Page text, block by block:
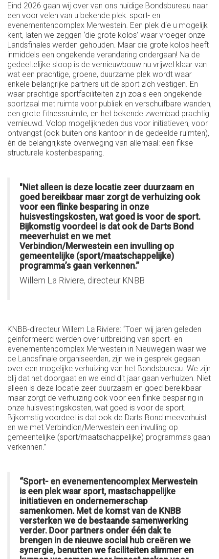
Eind 2026 gaan wij over van ons huidige Bondsbureau naar
een voor velen van u bekende plek: sport- en
evenementencomplex Merwestein. Een plek die u mogelijk
kent, laten we zeggen ‘die grote kolos’ waar vroeger onze
Landsfinales werden gehouden. Maar die grote kolos heeft
inmiddels een ongekende verandering ondergaan! Na de
gedeeltelijke sloop is de vernieuwbouw nu vrijwel klaar van
wat een prachtige, groene, duurzame plek wordt waar
enkele belangrijke partners uit de sport zich vestigen. En
waar prachtige sportfaciliteiten zijn zoals een ongekende
sportzaal met ruimte voor publiek en verschuifbare wanden,
een grote fitnessruimte, en het bekende zwembad prachtig
vernieuwd. Volop mogelijkheden dus voor initiatieven, voor
ontvangst (ook buiten ons kantoor in de gedeelde ruimten),
én de belangrijkste overweging van allemaal: een fikse
structurele kostenbesparing.
"Niet alleen is deze locatie zeer duurzaam en
goed bereikbaar maar zorgt de verhuizing ook
voor een flinke besparing in onze
huisvestingskosten, wat goed is voor de sport.
Bijkomstig voordeel is dat ook de Darts Bond
meeverhuist en we met
Verbindion/Merwestein een invulling op
gemeentelijke (sport/maatschappelijke)
programma’s gaan verkennen.”
Willem La Riviere, directeur KNBB
KNBB-directeur Willem La Riviere: “Toen wij jaren geleden
geïnformeerd werden over uitbreiding van sport- en
evenementencomplex Merwestein in Nieuwegein waar we
de Landsfinale organiseerden, zijn we in gesprek gegaan
over een mogelijke verhuizing van het Bondsbureau. We zijn
blij dat het doorgaat en we eind dit jaar gaan verhuizen. Niet
alleen is deze locatie zeer duurzaam en goed bereikbaar
maar zorgt de verhuizing ook voor een flinke besparing in
onze huisvestingskosten, wat goed is voor de sport.
Bijkomstig voordeel is dat ook de Darts Bond meeverhuist
en we met Verbindion/Merwestein een invulling op
gemeentelijke (sport/maatschappelijke) programma’s gaan
verkennen.”
“Sport- en evenementencomplex Merwestein
is een plek waar sport, maatschappelijke
initiatieven en ondernemerschap
samenkomen. Met de komst van de KNBB
versterken we de bestaande samenwerking
verder. Door partners onder één dak te
brengen in de nieuwe social hub creëren we
synergie, benutten we faciliteiten slimmer en